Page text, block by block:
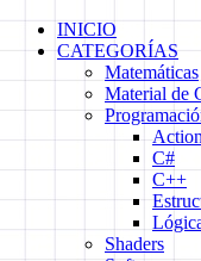
Skip
INICIO
CATEGORÍAS
Matemáticas
Material de
C#
C++
Shaders